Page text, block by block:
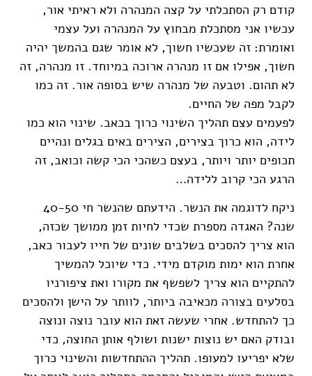
קודם רק הסתכלתי על קצה המנהרה ולא ראיתי אור,
עכשיו אני מסתכלת מבחוץ על המנהרה ועל עצמי
ואומרת: זה שעכשיו חשוך, לא אומר שגם בהמשך יהיה
חשוך, אפילו אם זו מנהרה ארוכה במיוחד. זו מנהרה, זה
לא תהום. וטבעה של מנהרה שיש בסופה אור. זה כמו
לקבל מפה של החיים.
לפעמים עצם תהליך השינוי כרוך בכאב. שינוי הוא כמו
לידה, הוא כרוך בצירים, הצירים באים בגלים ונהיים
תכופים יותר ויותר, בעצם כשהכי הכי קשה וכואב, זה
הרגע הכי קרוב ללידה…
ניקח לדוגמה את הנשר. הידעתם שהנשר חי 40-50
שנה? האגדה מספרת שכדי לחיות זמן ממושך שכזה,
הוא צריך להסכים בשלבים שונים של חייו לעבור כאב,
אחרת הוא ימות מוקדם מידי. כדי שיוכל להמשיך
להתקיים הוא צריך לשפשף את מקורו ואת ציפורניו
בסלעים בצורה מכאיבה ביותר, לוותר על הישן ולהסכים
כך להתחדש. אחרי שעשה זאת הוא עובר נוצה ונוצה
ובודק האם יש נוצות ישנות ושולף אותן החוצה, כדי
שלא יפריעו למעופו. תהליך ההתחדשות והשינוי כרוך